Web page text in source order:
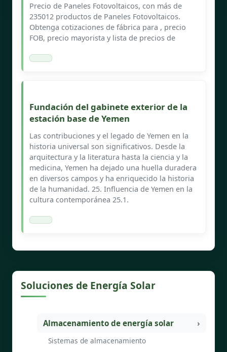
Precio de Paneles Fotovoltaicos, con más de
235012 productos de Paneles Fotovoltaicos.
Obtenga cotizaciones de fábrica para , precio
FOB, precio mayorista y lista de precios de
Fundación del gabinete exterior de la
estación base de Yemen
Las contribuciones y el legado de Yemen en la
historia universal son significativos. Desde la
arquitectura y la literatura hasta la ciencia y la
medicina, Yemen ha dejado una huella duradera
en diversos campos y ha enriquecido la historia
de la humanidad. 25. Influencia de Yemen en la
cultura contemporánea 25.1.
Soluciones de Energía Solar
Almacenamiento de energía solar
Sistemas de almacenamiento